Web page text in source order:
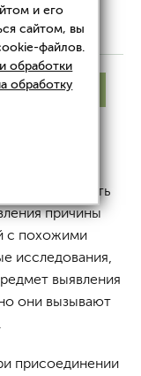
Формы
поставить
причины
с похожими
исследования,
выявления
они вызывают
присоединении
и его
сайтом, вы
файлов.
обработки
обработку